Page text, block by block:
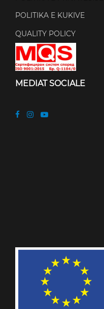
POLITIKA E KUKIVE
QUALITY POLICY
MEDIAT SOCIALE